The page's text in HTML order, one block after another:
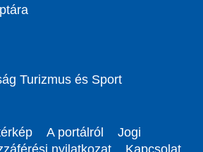
Turizmus és Sport
A portálról
Jogi
nyilatkozat Kapcsolat